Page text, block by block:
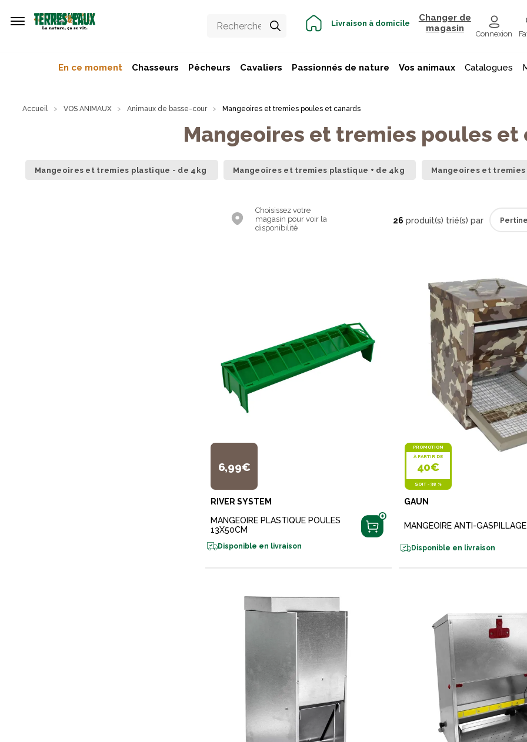
Livraison à domicile
Changer de
magasin
Connexion
En ce moment Chasseurs Pêcheurs Cavaliers Passionnés de nature Vos animaux Catalogues
Accueil VOS ANIMAUX Animaux de basse-cour Mangeoires et tremies poules et canards
Mangeoires et tremies poules et
Mangeoires et tremies plastique - de 4kg Mangeoires et tremies plastique + de 4kg Mangeoires et tremies
Choisissez votre
magasin pour voir la
disponibilité
26 produit(s) trié(s) par
6,99€
RIVER SYSTEM
MANGEOIRE PLASTIQUE POULES
13X50CM
Disponible en livraison
PROMOTION
À PARTIR DE
40€
SOIT - 38 %
GAUN
MANGEOIRE ANTI-
Disponible en livraison